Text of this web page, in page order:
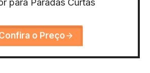
para Paradas Curtas
o Preço